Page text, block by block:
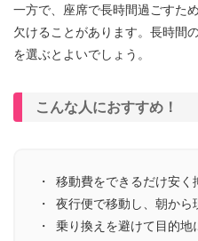
一方で、座席で長時間過ごすた
欠けることがあります。長時間
を選ぶとよいでしょう。
こんな人におすすめ！
移動費をできるだけ安く
夜行便で移動し、朝から
乗り換えを避けて目的地